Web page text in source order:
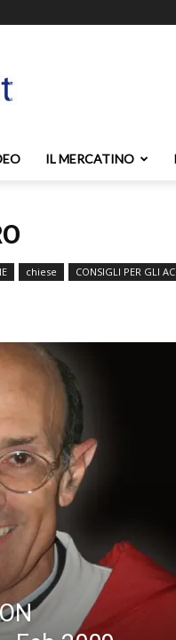
IL MERCATINO
chiese CONSIGLI PER GLI